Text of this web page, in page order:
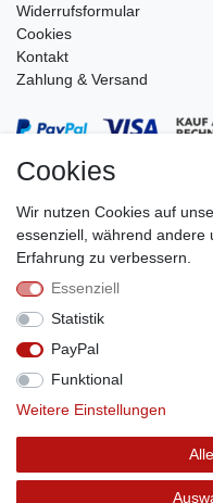
Widerrufsformular
Cookies
Kontakt
Zahlung & Versand
Stephan Roth GmbH
Cookies
Wir nutzen Cookies auf
essenziell, während andere
Erfahrung zu verbessern.
Essenziell
Statistik
PayPal
Funktional
Weitere Einstellungen